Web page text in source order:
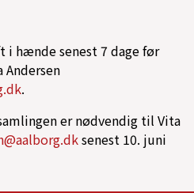
i hænde senest 7 dage før
.
er nødvendig til Vita
senest 10. juni